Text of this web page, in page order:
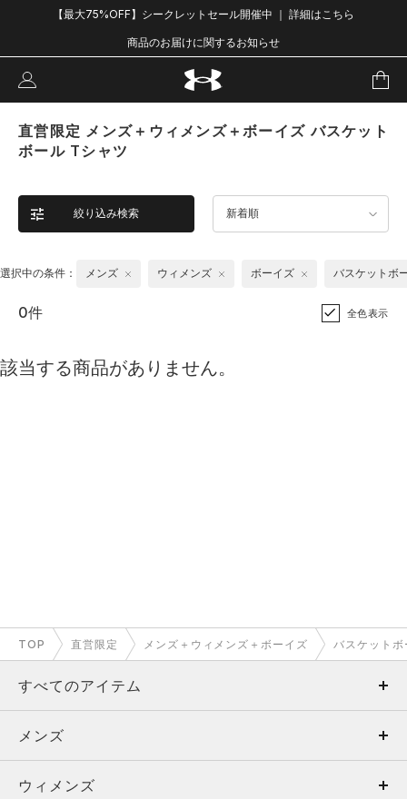
【最大75%OFF】シークレットセール開催中 ｜ 詳細はこちら
商品のお届けに関するお知らせ
直営限定 メンズ＋ウィメンズ＋ボーイズ バスケット
ボール Tシャツ
絞り込み検索 新着順
選択中の条件： メンズ ウィメンズ ボーイズ バスケットボ
0件 全色表示
該当する商品がありません。
TOP 直営限定 メンズ＋ウィメンズ＋ボーイズ バスケットボ
すべてのアイテム
メンズ
ウィメンズ
メンズ
トップス
ウィメンズ